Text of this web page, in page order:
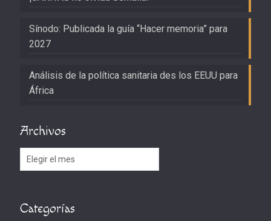
Sínodo: Publicada la guía “Hacer memoria” para
2027
Análisis de la política sanitaria des los EEUU para
África
Archivos
Archivos
Categorías